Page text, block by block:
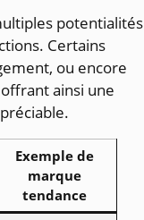
potentialités
Certains
ou encore
ainsi une
Exemple de
marque
tendance